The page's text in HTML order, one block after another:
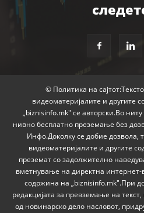
© Политика на
видеоматеријалите и другите
„biznisinfo.mk" се авторски.Во
нивно бесплатно преземање без
Инфо.Доколку се добие дозвола,
видеоматеријалите и другите
преземат со задолжително
вметнување на директна интернет-
содржина на „biznisinfo.mk".При
редакцијата за превземање на
од новинарско дело насловот,